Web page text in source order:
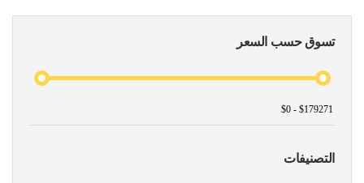
تسوق حسب السعر
التصنيفات